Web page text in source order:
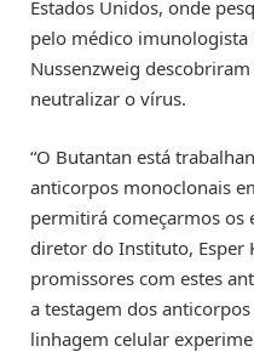
Estados Unidos, onde
pelo médico imunologista
Nussenzweig
neutralizar o vírus.
“O Butantan está
anticorpos monoclonais
permitirá começarmos os
diretor do Instituto, Esper
promissores com estes
a testagem dos
linhagem celular